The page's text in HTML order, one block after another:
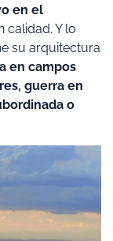
en el
calidad. Y lo
su arquitectura
en campos
guerra en
o